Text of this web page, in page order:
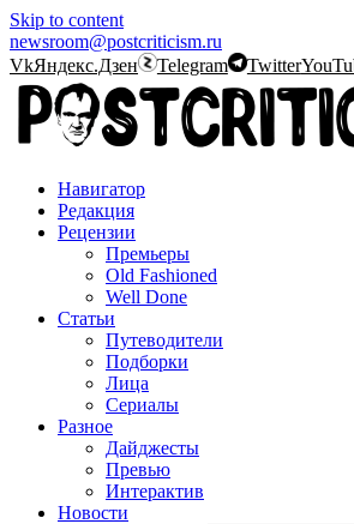
Skip to content
newsroom@postcriticism.ru
VkЯндекс.Дзен Telegram Twitter
Навигатор
Редакция
Рецензии
Премьеры
Old Fashioned
Well Done
Статьи
Путеводители
Подборки
Лица
Сериалы
Разное
Дайджесты
Превью
Интерактив
Новости